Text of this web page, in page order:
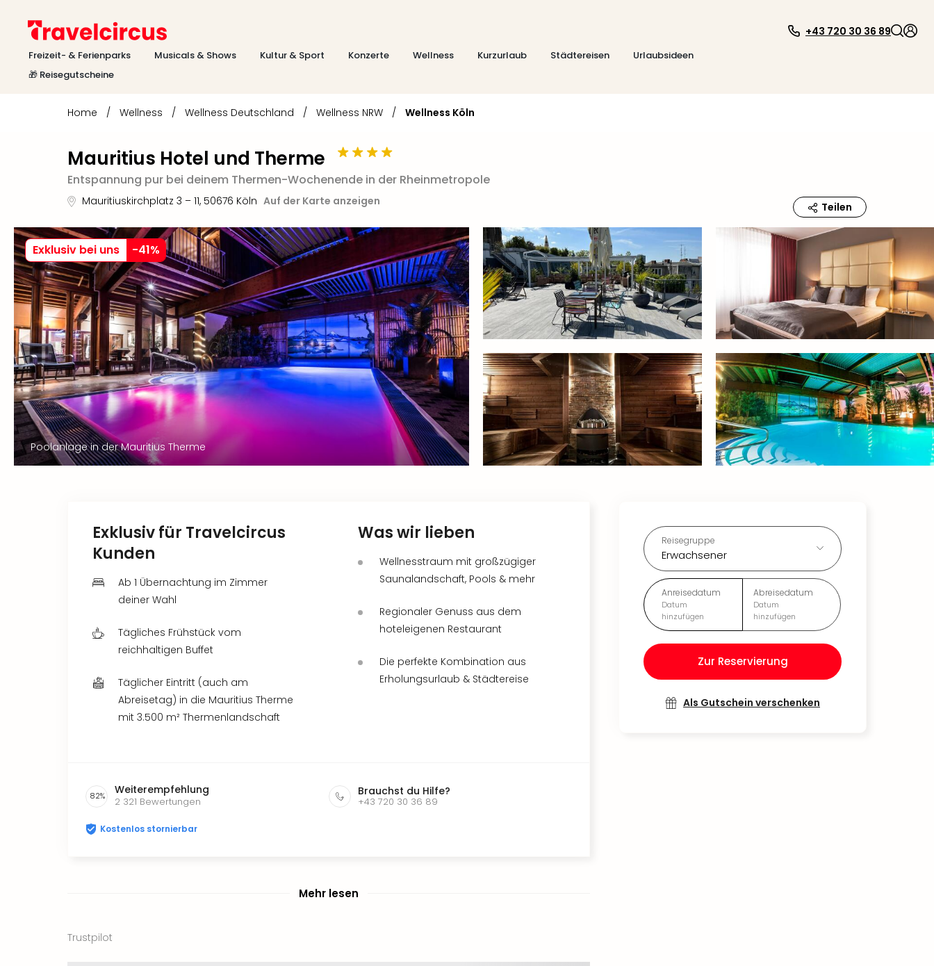
Freizeit- & Ferienparks Musicals & Shows Kultur & Sport Konzerte Wellness Kurzurlaub Städtereisen
Urlaubsideen
🎁 Reisegutscheine
+43 720 30 36 89
Home / Wellness / Wellness Deutschland / Wellness NRW / Wellness Köln
Mauritius Hotel und Therme
Entspannung pur bei deinem Thermen-Wochenende in der Rheinmetropole
Mauritiuskirchplatz 3 – 11, 50676 Köln Auf der Karte anzeigen Teilen
Exklusiv bei uns -41%
Poolanlage in der Mauritius Therme
Reisegruppe
Erwachsener
Anreisedatum
Datum
hinzufügen
Abreisedatum
Datum
hinzufügen
Zur Reservierung
Als Gutschein verschenken
Exklusiv für Travelcircus
Kunden
Ab 1 Übernachtung im Zimmer
deiner Wahl
Tägliches Frühstück vom
reichhaltigen Buffet
Täglicher Eintritt (auch am
Abreisetag) in die Mauritius Therme
mit 3.500 m² Thermenlandschaft
Was wir lieben
Wellnesstraum mit großzügiger
Saunalandschaft, Pools & mehr
Regionaler Genuss aus dem
hoteleigenen Restaurant
Die perfekte Kombination aus
Erholungsurlaub & Städtereise
82% Weiterempfehlung
2 321 Bewertungen
Brauchst du Hilfe?
+43 720 30 36 89
Kostenlos stornierbar
Mehr lesen
Trustpilot